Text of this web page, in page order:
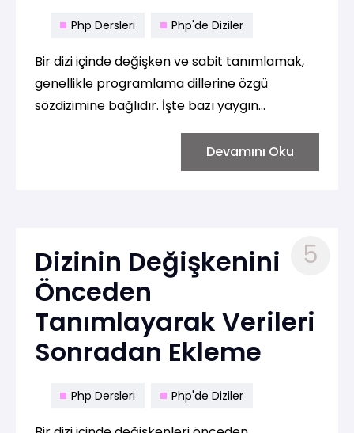
Php Dersleri Php'de Diziler
Bir dizi içinde değişken ve sabit tanımlamak,
genellikle programlama dillerine özgü
sözdizimine bağlıdır. İşte bazı yaygın
ve sabit tanımlama örnekleri:Devamını Oku
Dizinin Değişkenini
Önceden
Tanımlayarak Verileri
Sonradan Ekleme
5
Php Dersleri Php'de Diziler